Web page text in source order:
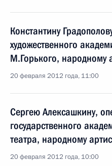
Константину
художественного
М.Горького, народному
20 февраля 2012 года, 11:00
Сергею Алексашкину,
государственного
театра, народному
20 февраля 2012 года, 10:00